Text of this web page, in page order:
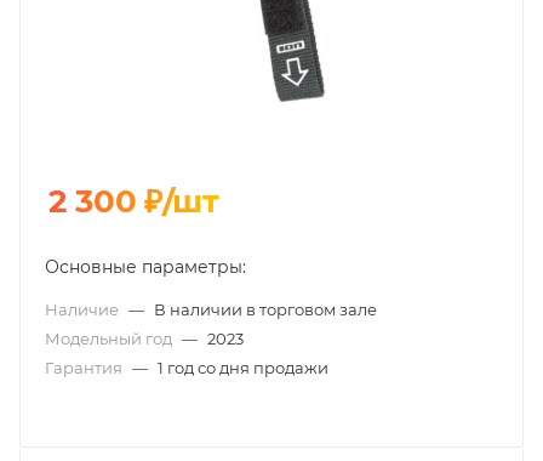
2 300 ₽/шт
Основные параметры:
Наличие — В наличии в торговом зале
Модельный год — 2023
Гарантия — 1 год со дня продажи